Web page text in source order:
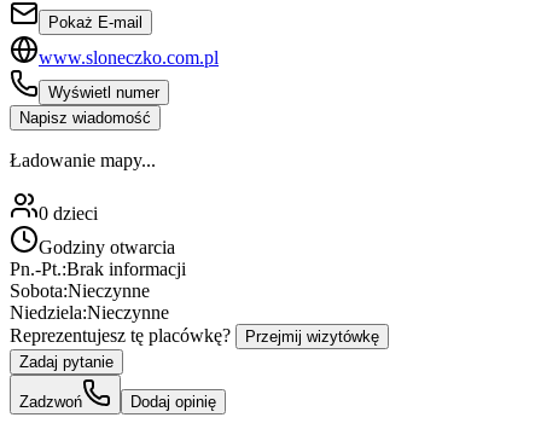
Pokaż E-mail
www.sloneczko.com.pl
Wyświetl numer
Napisz wiadomość
Ładowanie mapy...
0 dzieci
Godziny otwarcia
Pn.-Pt.:Brak informacji
Sobota:Nieczynne
Niedziela:Nieczynne
Reprezentujesz tę placówkę?
Przejmij wizytówkę
Zadaj pytanie
Zadzwoń Dodaj opinię